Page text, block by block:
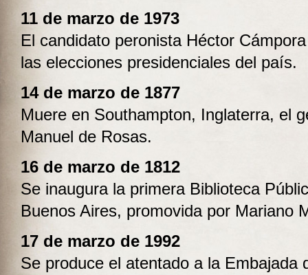
11 de marzo de 1973
El candidato peronista Héctor
las elecciones presidenciales del país.
14 de marzo de 1877
Muere en Southampton, Inglaterra, el
Manuel de Rosas.
16 de marzo de 1812
Se inaugura la primera Biblioteca
Buenos Aires, promovida por Mariano
17 de marzo de 1992
Se produce el atentado a la Embajada